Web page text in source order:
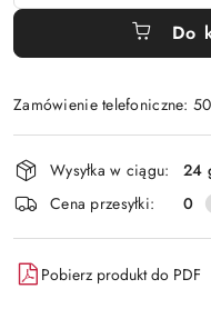
Do
Zamówienie telefoniczne:
Dostępność
i
dostawa
Wysyłka w ciągu:
24
Cena przesyłki:
0
Pobierz produkt do PDF